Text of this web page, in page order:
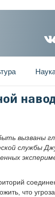
вызваны
службы
что